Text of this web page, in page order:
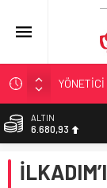
GERİ
ALTIN
6.680,93
13.795,57